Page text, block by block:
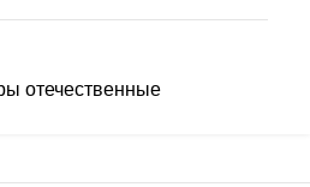
отечественные